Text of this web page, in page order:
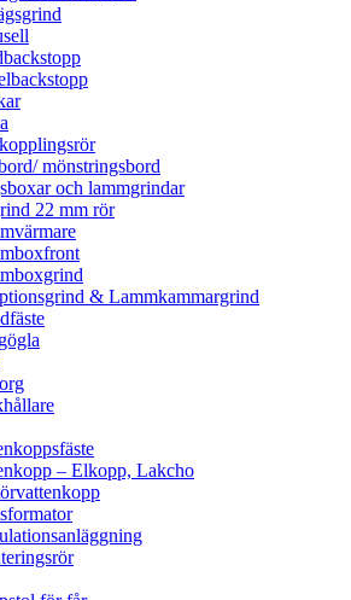
mönstringsbord
och lammgrindar
22 mm rör
& Lammkammargrind
– Elkopp, Lakcho